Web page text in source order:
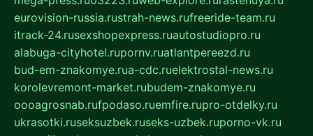
eurovision-russia.rustrah-news.rufreeride-team.ru
itrack-24.rusexshopexpress.ruautostudiopro.ru
alabuga-cityhotel.rupornv.ruatlantpereezd.ru
bud-em-znakomye.rua-cdc.ruelektrostal-news.ru
korolevremont-market.rubudem-znakomye.ru
oooagrosnab.rufpodaso.ruemfire.rupro-otdelky.ru
ukrasotki.ruseksuzbek.ruseks-uzbek.ruporno-vk.ru